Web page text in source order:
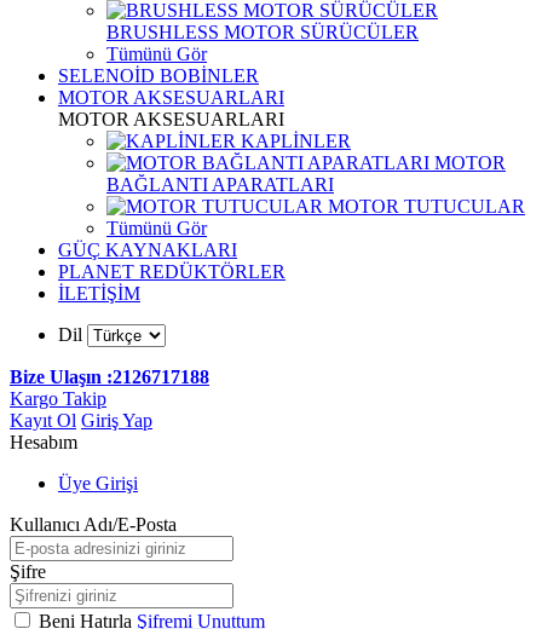
BRUSHLESS MOTOR SÜRÜCÜLER
Tümünü Gör
SELENOİD BOBİNLER
MOTOR AKSESUARLARI
MOTOR AKSESUARLARI
KAPLİNLER
MOTOR
BAĞLANTI APARATLARI
MOTOR TUTUCULAR
Tümünü Gör
GÜÇ KAYNAKLARI
PLANET REDÜKTÖRLER
İLETİŞİM
Dil
Bize Ulaşın :2126717188
Kargo Takip
Kayıt Ol Giriş Yap
Hesabım
Üye Girişi
Kullanıcı Adı/E-Posta
Şifre
Beni Hatırla Şifremi Unuttum